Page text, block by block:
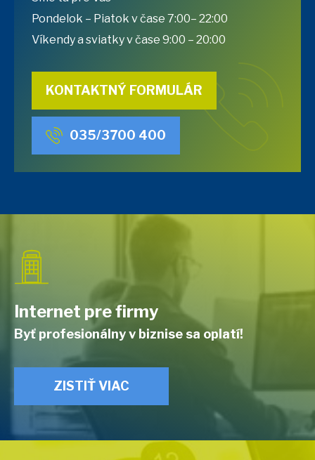
Pondelok – Piatok v čase 7:00– 22:00
Víkendy a sviatky v čase 9:00 – 20:00
KONTAKTNÝ FORMULÁR
035/3700 400
Internet pre firmy
Byť profesionálny v biznise sa oplatí!
ZISTIŤ VIAC